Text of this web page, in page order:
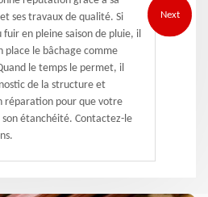
ses travaux de qualité. Si
fuir en pleine saison de pluie, il
place le bâchage comme
le temps le permet, il
de la structure et
réparation pour que votre
étanchéité. Contactez-le
Next